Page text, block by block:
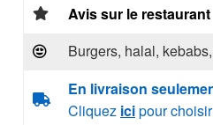
Avis sur le restaurant
Burgers, halal,
En livraison
Cliquez icipour